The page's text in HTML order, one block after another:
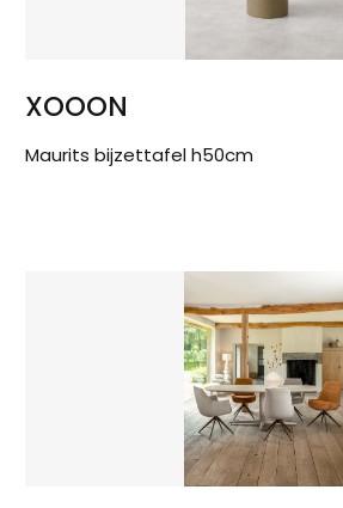
XOOON
Maurits bijzettafel h50cm